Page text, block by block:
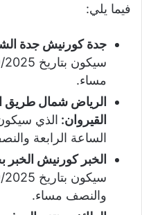
فيما يلي:
جدة كورنيش جدة
مساء.
الرياض شمال طريق
القيروان:
الساعة الرابعة
الخبر كورنيش الخبر
والنصف مساء.